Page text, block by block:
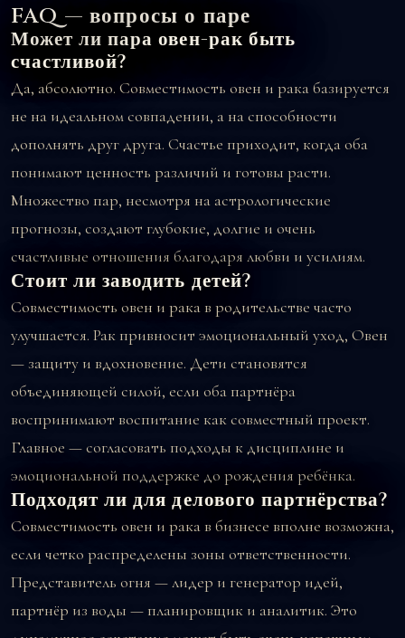
FAQ — вопросы о паре
Может ли пара овен-рак быть
счастливой?
Да, абсолютно. Совместимость овен и рака базируется
не на идеальном совпадении, а на способности
дополнять друг друга. Счастье приходит, когда оба
понимают ценность различий и готовы расти.
Множество пар, несмотря на астрологические
прогнозы, создают глубокие, долгие и очень
счастливые отношения благодаря любви и усилиям.
Стоит ли заводить детей?
Совместимость овен и рака в родительстве часто
улучшается. Рак привносит эмоциональный уход, Овен
— защиту и вдохновение. Дети становятся
объединяющей силой, если оба партнёра
воспринимают воспитание как совместный проект.
Главное — согласовать подходы к дисциплине и
эмоциональной поддержке до рождения ребёнка.
Подходят ли для делового партнёрства?
Совместимость овен и рака в бизнесе вполне возможна,
если четко распределены зоны ответственности.
Представитель огня — лидер и генератор идей,
партнёр из воды — планировщик и аналитик. Это